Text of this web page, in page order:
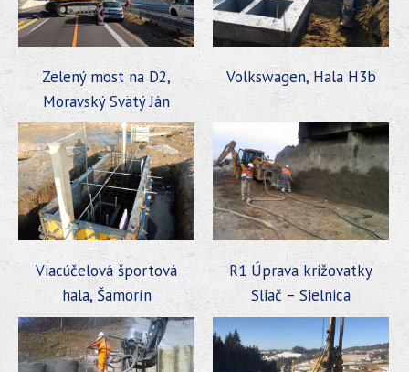
Zelený most na D2,
Moravský Svätý Ján
Volkswagen, Hala H3b
Viacúčelová športová
hala, Šamorín
R1 Úprava križovatky
Sliač – Sielnica